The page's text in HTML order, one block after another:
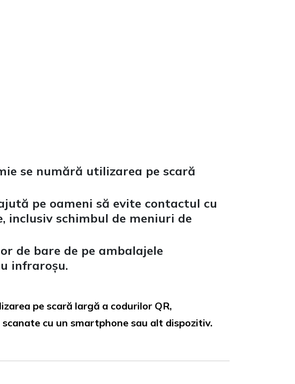
se numără utilizarea pe scară
pe oameni să evite contactul cu
inclusiv schimbul de meniuri de
de bare de pe ambalajele
infraroșu.
pe scară largă a codurilor QR,
cu un smartphone sau alt dispozitiv.